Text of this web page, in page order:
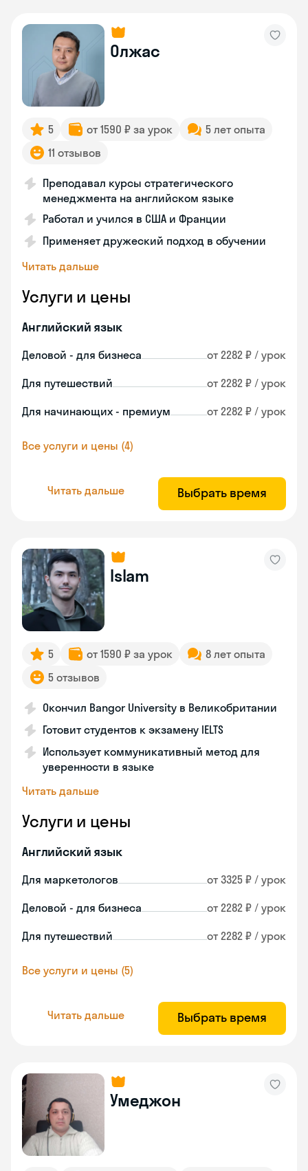
Олжас
5 от 1590 ₽ за урок
5 лет опыта
11 отзывов
Преподавал курсы стратегического
менеджмента на английском языке
Работал и учился в США и Франции
Применяет дружеский подход в обучении
Читать дальше
Услуги и цены
Английский язык
Деловой - для бизнеса от 2282 ₽ / урок
Для путешествий от 2282 ₽ / урок
Для начинающих - премиум от 2282 ₽ / урок
Все услуги и цены (4)
Читать дальше Выбрать время
Islam
5 от 1590 ₽ за урок
8 лет опыта
5 отзывов
Окончил Bangor University в Великобритании
Готовит студентов к экзамену IELTS
Использует коммуникативный метод для
уверенности в языке
Читать дальше
Услуги и цены
Английский язык
Для маркетологов от 3325 ₽ / урок
Деловой - для бизнеса от 2282 ₽ / урок
Для путешествий от 2282 ₽ / урок
Все услуги и цены (5)
Читать дальше Выбрать время
Умеджон